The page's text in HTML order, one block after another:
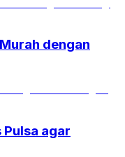
dengan
agar